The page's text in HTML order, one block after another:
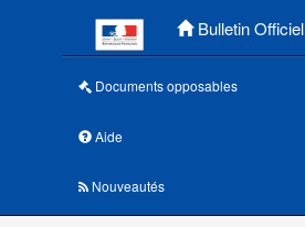
Bulletin Officiel
Documents opposables
Aide
Nouveautés